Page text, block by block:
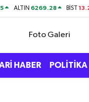
ALTIN 6269.28 BİST
Foto Galeri
HABER POLİTİKA